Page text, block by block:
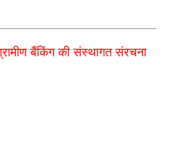
बैंकिंग की संस्थागत संरचना